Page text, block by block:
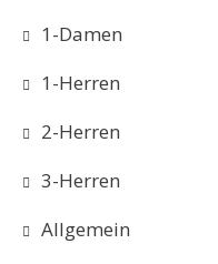
1-Damen
1-Herren
2-Herren
3-Herren
Allgemein